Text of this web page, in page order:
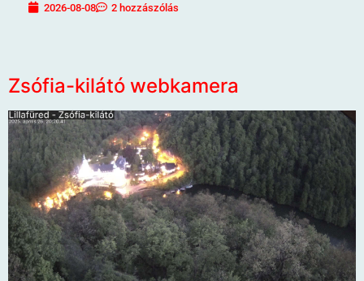
2026-08-08 2 hozzászólás
Zsófia-kilátó webkamera